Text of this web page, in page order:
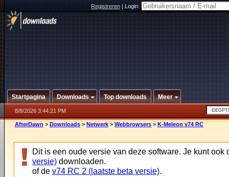
Registreren|Login:
Startpagina Downloads Top downloads Meer
8/8/2026 3:44:21 PM
AfterDawn > Downloads > Netwerk > Webbrowsers > K-Meleon v74 RC
Dit is een oude versie van deze software. Je kunt ook
versie) downloaden.
of de v74 RC 2 (laatste beta versie).